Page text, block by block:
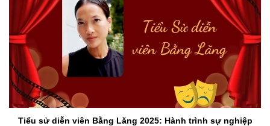
Tiểu sử diễn viên Bằng Lăng 2025: Hành trình sự nghiệp